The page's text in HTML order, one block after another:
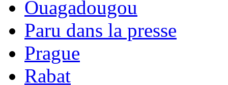
Ouagadougou
Paru dans la presse
Prague
Rabat